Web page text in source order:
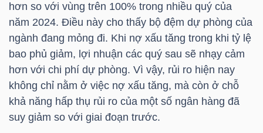
hơn so với vùng trên 100% trong nhiều quý của
năm 2024. Điều này cho thấy bộ đệm dự phòng của
ngành đang mỏng đi. Khi nợ xấu tăng trong khi tỷ lệ
bao phủ giảm, lợi nhuận các quý sau sẽ nhạy cảm
hơn với chi phí dự phòng. Vì vậy, rủi ro hiện nay
không chỉ nằm ở việc nợ xấu tăng, mà còn ở chỗ
khả năng hấp thụ rủi ro của một số ngân hàng đã
suy giảm so với giai đoạn trước.
DỊCH
TRUYỀN
THÔNG